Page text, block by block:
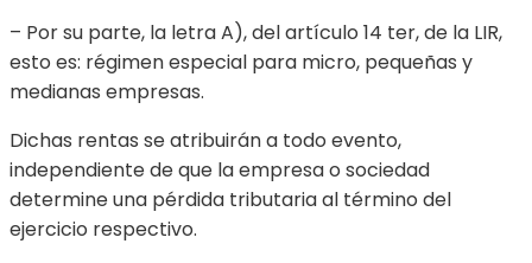
– Por su parte, la letra A), del artículo 14 ter, de la LIR,
esto es: régimen especial para micro, pequeñas y
medianas empresas.
Dichas rentas se atribuirán a todo evento,
independiente de que la empresa o sociedad
determine una pérdida tributaria al término del
ejercicio respectivo.